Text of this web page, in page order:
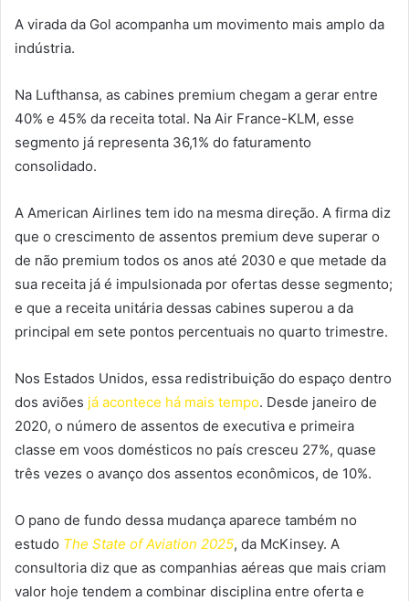
A virada da Gol acompanha um movimento mais amplo da
indústria.
Na Lufthansa, as cabines premium chegam a gerar entre
40% e 45% da receita total. Na Air France-KLM, esse
segmento já representa 36,1% do faturamento
consolidado.
A American Airlines tem ido na mesma direção. A firma diz
que o crescimento de assentos premium deve superar o
de não premium todos os anos até 2030 e que metade da
sua receita já é impulsionada por ofertas desse segmento;
e que a receita unitária dessas cabines superou a da
principal em sete pontos percentuais no quarto trimestre.
Nos Estados Unidos, essa redistribuição do espaço dentro
dos aviões já acontece há mais tempo. Desde janeiro de
2020, o número de assentos de executiva e primeira
classe em voos domésticos no país cresceu 27%, quase
três vezes o avanço dos assentos econômicos, de 10%.
O pano de fundo dessa mudança aparece também no
estudo The State of Aviation 2025, da McKinsey. A
consultoria diz que as companhias aéreas que mais criam
valor hoje tendem a combinar disciplina entre oferta e